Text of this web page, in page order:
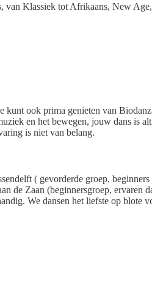
Klassiek tot Afrikaans, New
ook prima genieten van
en het bewegen, jouw dans is
is niet van belang.
( gevorderde groep,
de Zaan (beginnersgroep, ervaren
We dansen het liefste op blote